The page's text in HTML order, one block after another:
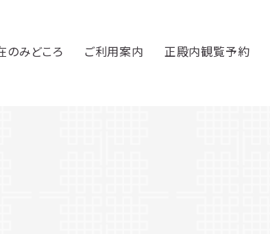
のみどころ ご利用案内 正殿内観覧予約